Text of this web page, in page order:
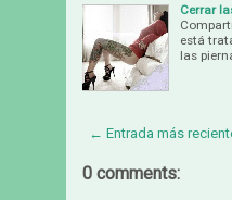
Cerrar
está
las
← Entrada más
0 comments: